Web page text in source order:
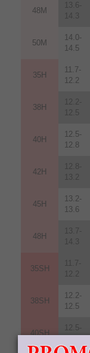
48M
13.6-
14.3
50M
14.0-
14.5
35H
11.7-
12.2
38H
12.2-
12.5
40H
12.5-
12.8
42H
12.8-
13.2
45H
13.2-
13.6
48H
13.7-
14.3
35SH
11.7-
12.2
38SH
12.2-
12.5
40SH
12.5-